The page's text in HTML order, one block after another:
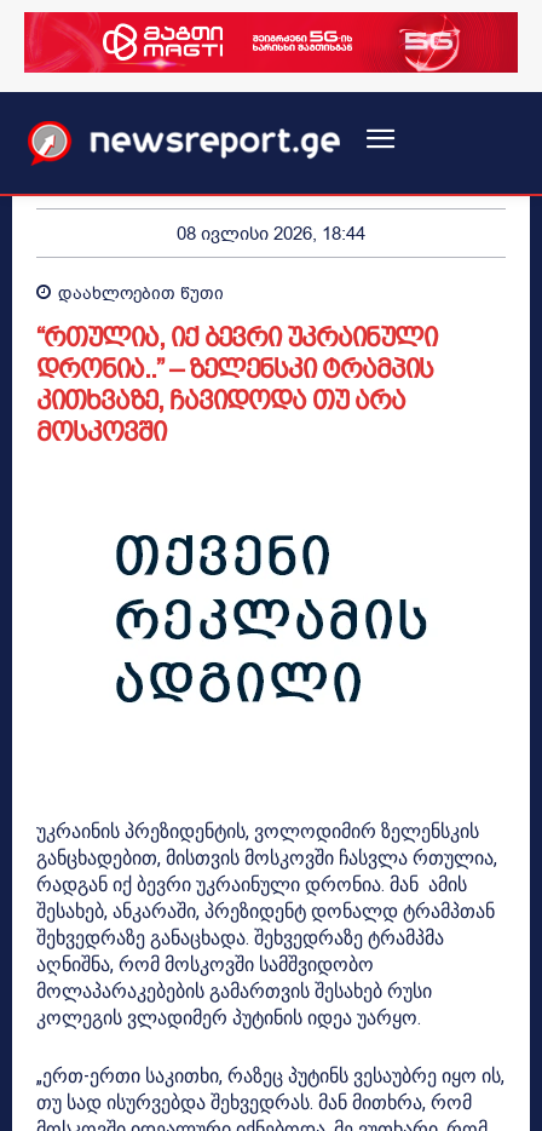
08 ივლისი 2026, 18:44
დაახლოებით წუთი
“რთულია, იქ ბევრი უკრაინული
დრონია..” – ზელენსკი ტრამპის
კითხვაზე, ჩავიდოდა თუ არა
მოსკოვში
უკრაინის პრეზიდენტის, ვოლოდიმირ ზელენსკის
განცხადებით, მისთვის მოსკოვში ჩასვლა რთულია,
რადგან იქ ბევრი უკრაინული დრონია. მან ამის
შესახებ, ანკარაში, პრეზიდენტ დონალდ ტრამპთან
შეხვედრაზე განაცხადა. შეხვედრაზე ტრამპმა
აღნიშნა, რომ მოსკოვში სამშვიდობო
მოლაპარაკებების გამართვის შესახებ რუსი
კოლეგის ვლადიმერ პუტინის იდეა უარყო.
„ერთ-ერთი საკითხი, რაზეც პუტინს ვესაუბრე იყო ის,
თუ სად ისურვებდა შეხვედრას. მან მითხრა, რომ